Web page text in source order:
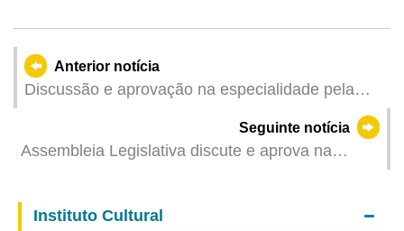
Anterior notícia
Discussão e aprovação na especialidade pela
Assembleia Legislativa Proposta de lei intitulada
Seguinte notícia
Assembleia Legislativa discute e aprova na
construção urbana”
Instituto Cultural